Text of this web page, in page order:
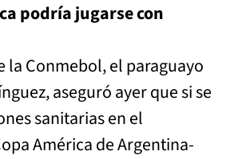
podría jugarse con
la Conmebol, el paraguayo
aseguró ayer que si se
sanitarias en el
América de Argentina-